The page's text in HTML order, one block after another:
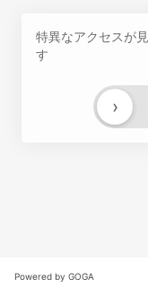
特異なアクセスが
す
›
Powered by GOGA